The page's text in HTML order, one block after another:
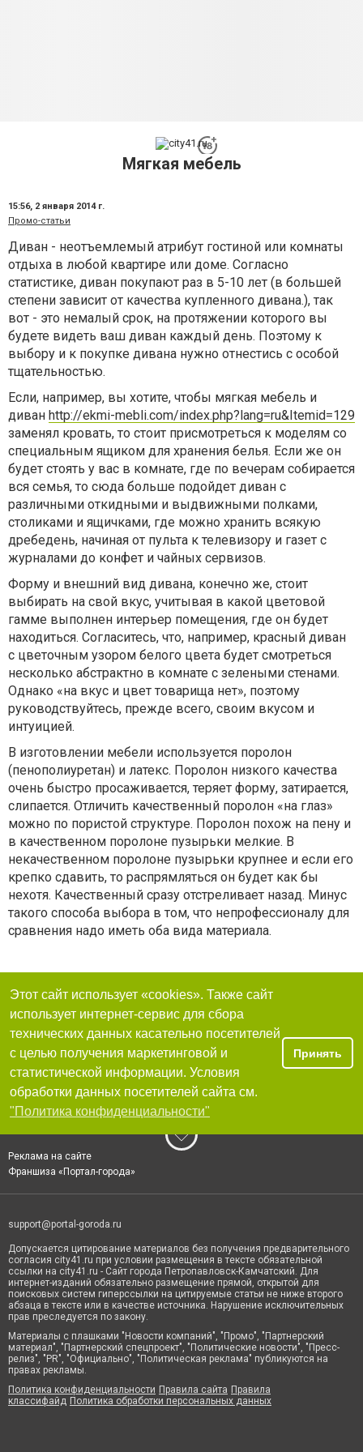
Мягкая мебель
15:56, 2 января 2014 г.
Промо-статьи
Диван - неотъемлемый атрибут гостиной или комнаты
отдыха в любой квартире или доме. Согласно
статистике, диван покупают раз в 5-10 лет (в большей
степени зависит от качества купленного дивана.), так
вот - это немалый срок, на протяжении которого вы
будете видеть ваш диван каждый день. Поэтому к
выбору и к покупке дивана нужно отнестись с особой
тщательностью.
Если, например, вы хотите, чтобы мягкая мебель и
диван http://ekmi-mebli.com/index.php?lang=ru&Itemid=129
заменял кровать, то стоит присмотреться к моделям со
специальным ящиком для хранения белья. Если же он
будет стоять у вас в комнате, где по вечерам собирается
вся семья, то сюда больше подойдет диван с
различными откидными и выдвижными полками,
столиками и ящичками, где можно хранить всякую
дребедень, начиная от пульта к телевизору и газет с
журналами до конфет и чайных сервизов.
Форму и внешний вид дивана, конечно же, стоит
выбирать на свой вкус, учитывая в какой цветовой
гамме выполнен интерьер помещения, где он будет
находиться. Согласитесь, что, например, красный диван
с цветочным узором белого цвета будет смотреться
несколько абстрактно в комнате с зелеными стенами.
Однако «на вкус и цвет товарища нет», поэтому
руководствуйтесь, прежде всего, своим вкусом и
интуицией.
В изготовлении мебели используется поролон
(пенополиуретан) и латекс. Поролон низкого качества
очень быстро просаживается, теряет форму, затирается,
слипается. Отличить качественный поролон «на глаз»
можно по пористой структуре. Поролон похож на пену и
в качественном поролоне пузырьки мелкие. В
некачественном поролоне пузырьки крупнее и если его
крепко сдавить, то распрямляться он будет как бы
нехотя. Качественный сразу отстреливает назад. Минус
такого способа выбора в том, что непрофессионалу для
сравнения надо иметь оба вида материала.
Этот сайт использует «cookies». Также сайт
использует интернет-сервис для сбора
технических данных касательно посетителей
с целью получения маркетинговой и
статистической информации. Условия
обработки данных посетителей сайта см.
"Политика конфиденциальности"
Принять
Реклама на сайте
Франшиза «Портал-города»
support@portal-goroda.ru
Допускается цитирование материалов без получения предварительного
согласия city41.ru при условии размещения в тексте обязательной
ссылки на city41.ru - Сайт города Петропавловск-Камчатский. Для
интернет-изданий обязательно размещение прямой, открытой для
поисковых систем гиперссылки на цитируемые статьи не ниже второго
абзаца в тексте или в качестве источника. Нарушение исключительных
прав преследуется по закону.
Материалы с плашками "Новости компаний", "Промо", "Партнерский
материал", "Партнерский спецпроект", "Политические новости", "Пресс-
релиз", "PR", "Официально", "Политическая реклама" публикуются на
правах рекламы.
Политика конфиденциальности Правила сайта Правила
классифайд Политика обработки персональных данных